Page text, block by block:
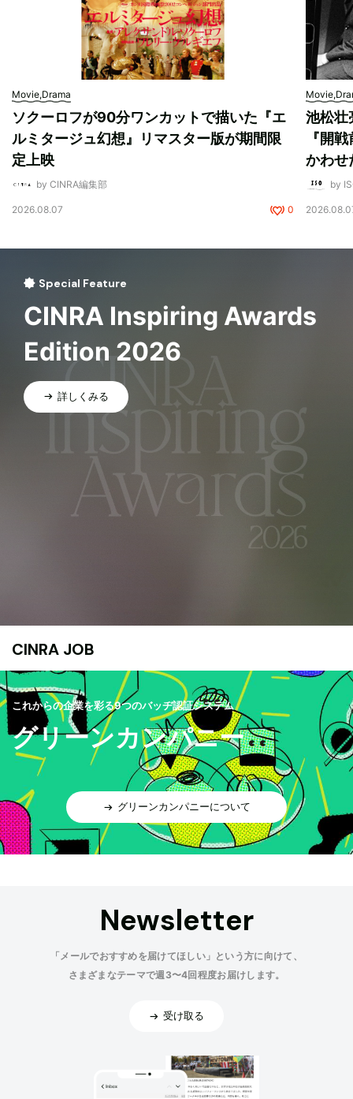
Movie,Drama
ソクーロフが90分ワンカットで描いた『エ
ルミタージュ幻想』リマスター版が期間限
定上映
by CINRA編集部
2026.08.07 0
池松壮
『開
かわせ
by
Special Feature
CINRA Inspiring Awards
Edition 2026
詳しくみる
CINRA JOB
これからの企業を彩る9つのバッヂ認証システム
グリーンカンパニー
グリーンカンパニーについて
Newsletter
「メールでおすすめを届けてほしい」という方に向けて、
さまざまなテーマで週3〜4回程度お届けします。
受け取る